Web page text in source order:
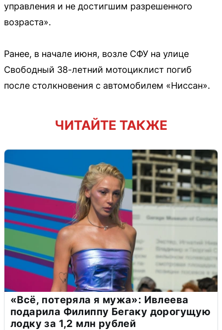
управления и не достигшим разрешенного
возраста».
Ранее, в начале июня, возле СФУ на улице
Свободный 38-летний мотоциклист погиб
после столкновения с автомобилем «Ниссан».
ЧИТАЙТЕ ТАКЖЕ
«Всё, потеряла я мужа»: Ивлеева
подарила Филиппу Бегаку дорогущую
лодку за 1,2 млн рублей